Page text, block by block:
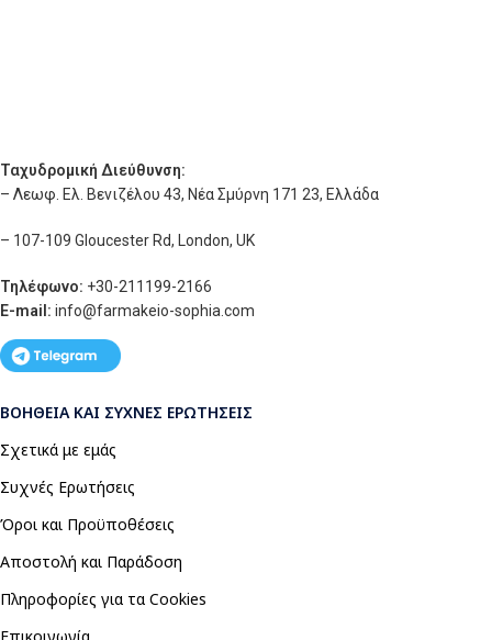
Ταχυδρομική Διεύθυνση:
– Λεωφ. Ελ. Βενιζέλου 43, Νέα Σμύρνη 171 23, Ελλάδα
– 107-109 Gloucester Rd, London, UK
Τηλέφωνο: +30-211199-2166
E-mail: info@farmakeio-sophia.com
ΒΟΉΘΕΙΑ ΚΑΙ ΣΥΧΝΈΣ ΕΡΩΤΉΣΕΙΣ
Σχετικά με εμάς
Συχνές Ερωτήσεις
Όροι και Προϋποθέσεις
Αποστολή και Παράδοση
Πληροφορίες για τα Cookies